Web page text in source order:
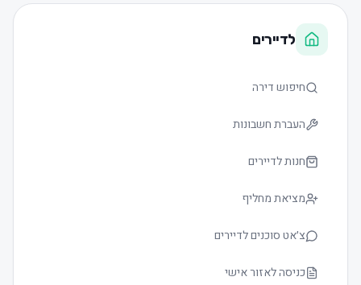
לדיירים
חיפוש דירה
העברת חשבונות
חנות לדיירים
מציאת מחליף
צ׳אט סוכנים לדיירים
כניסה לאזור אישי